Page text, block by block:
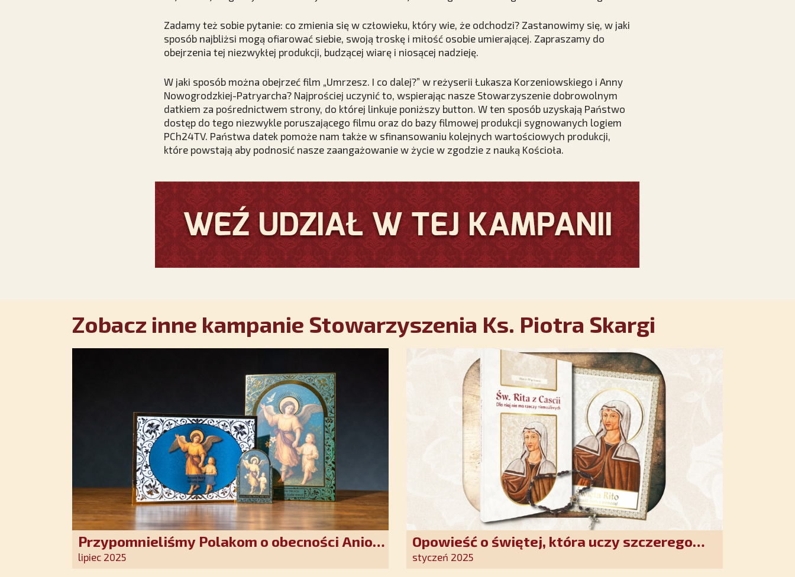
Zadamy też sobie pytanie: co zmienia się w człowieku, który wie, że odchodzi? Zastanowimy się, w jaki
sposób najbliżsi mogą ofiarować siebie, swoją troskę i miłość osobie umierającej. Zapraszamy do
obejrzenia tej niezwykłej produkcji, budzącej wiarę i niosącej nadzieję.
W jaki sposób można obejrzeć film „Umrzesz. I co dalej?” w reżyserii Łukasza Korzeniowskiego i Anny
Nowogrodzkiej-Patryarcha? Najprościej uczynić to, wspierając nasze Stowarzyszenie dobrowolnym
datkiem za pośrednictwem strony, do której linkuje poniższy button. W ten sposób uzyskają Państwo
dostęp do tego niezwykle poruszającego filmu oraz do bazy filmowej produkcji sygnowanych logiem
PCh24TV. Państwa datek pomoże nam także w sfinansowaniu kolejnych wartościowych produkcji,
które powstają aby podnosić nasze zaangażowanie w życie w zgodzie z nauką Kościoła.
Zobacz inne kampanie Stowarzyszenia Ks. Piotra Skargi
Przypomnieliśmy Polakom o obecności Anioła
Stróża!
lipiec 2025
Opowieść o świętej, która uczy szczerego
oddania się Bogu. Duchowe wzmocnienie i
styczeń 2025